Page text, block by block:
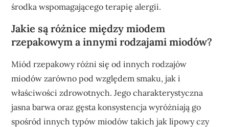
środka wspomagającego terapię alergii.
Jakie są różnice między miodem
rzepakowym a innymi rodzajami miodów?
Miód rzepakowy różni się od innych rodzajów
miodów zarówno pod względem smaku, jak i
właściwości zdrowotnych. Jego charakterystyczna
jasna barwa oraz gęsta konsystencja wyróżniają go
spośród innych typów miodów takich jak lipowy czy